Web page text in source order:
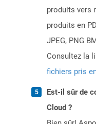
produits vers
produits en
JPEG, PNG
Consultez la
fichiers pris
Est-il sûr de
Cloud ?